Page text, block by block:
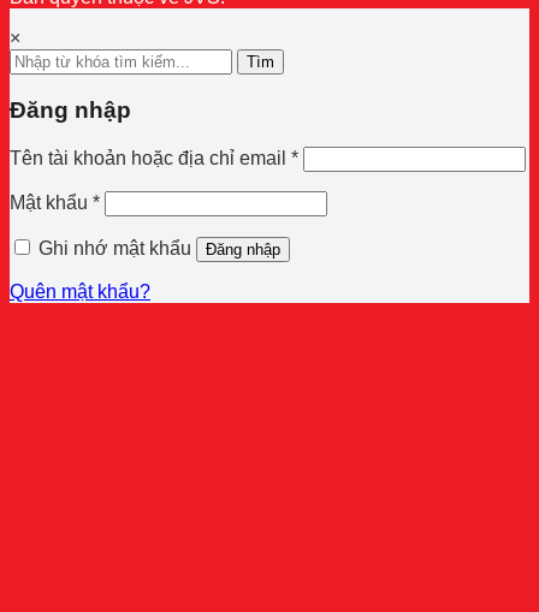
×
Tìm
Đăng nhập
Tên tài khoản hoặc địa chỉ email *Bắt
buộc
Mật khẩu *Bắt
buộc
Ghi nhớ mật khẩu
Đăng nhập
Quên mật khẩu?